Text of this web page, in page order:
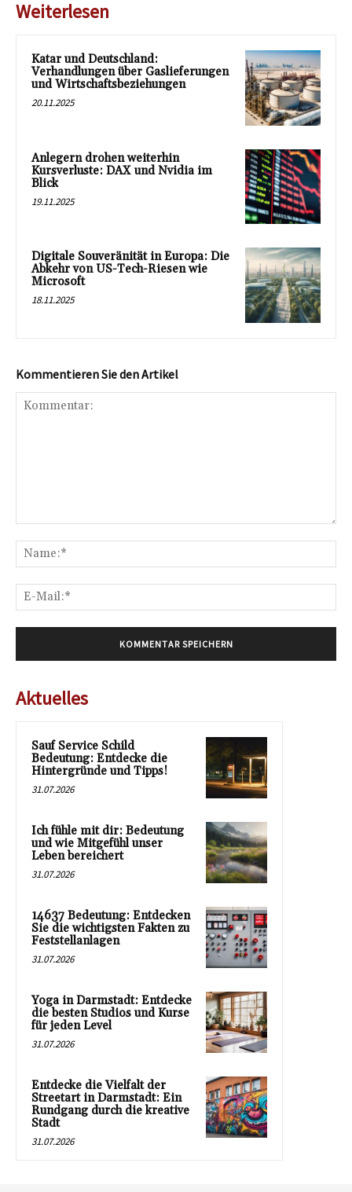
Weiterlesen
Katar und Deutschland:
Verhandlungen über Gaslieferungen
und Wirtschaftsbeziehungen
20.11.2025
Anlegern drohen weiterhin
Kursverluste: DAX und Nvidia im
Blick
19.11.2025
Digitale Souveränität in Europa: Die
Abkehr von US-Tech-Riesen wie
Microsoft
18.11.2025
Kommentieren Sie den Artikel
Aktuelles
Sauf Service Schild
Bedeutung: Entdecke die
Hintergründe und Tipps!
31.07.2026
Ich fühle mit dir: Bedeutung
und wie Mitgefühl unser
Leben bereichert
31.07.2026
14637 Bedeutung: Entdecken
Sie die wichtigsten Fakten zu
Feststellanlagen
31.07.2026
Yoga in Darmstadt: Entdecke
die besten Studios und Kurse
für jeden Level
31.07.2026
Entdecke die Vielfalt der
Streetart in Darmstadt: Ein
Rundgang durch die kreative
Stadt
31.07.2026